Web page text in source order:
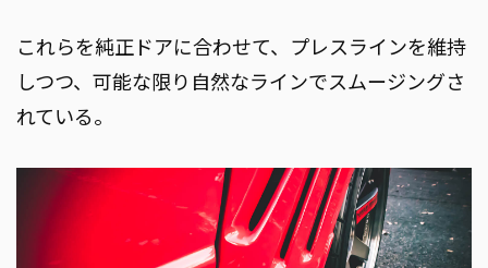
これらを純正ドアに合わせて、プレスラインを維持
しつつ、可能な限り自然なラインでスムージングさ
れている。